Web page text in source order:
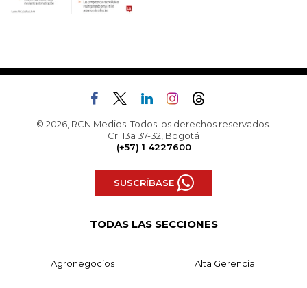
© 2026, RCN Medios. Todos los derechos reservados.
Cr. 13a 37-32, Bogotá
(+57) 1 4227600
SUSCRÍBASE
TODAS LAS SECCIONES
Agronegocios Alta Gerencia